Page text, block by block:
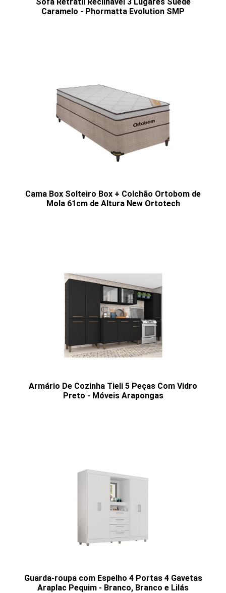
Caramelo - Phormatta Evolution SMP
Cama Box Solteiro Box + Colchão Ortobom de
Mola 61cm de Altura New Ortotech
Armário De Cozinha Tieli 5 Peças Com Vidro
Preto - Móveis Arapongas
Guarda-roupa com Espelho 4 Portas 4 Gavetas
Araplac Pequim - Branco, Branco e Lilás